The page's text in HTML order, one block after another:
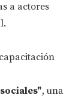
a actores
, una